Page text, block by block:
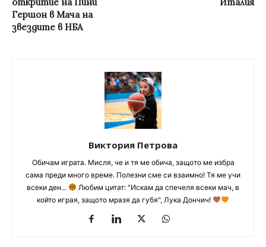
Гершон в Мача на
звездите в НБА
Виктория Петрова
Обичам играта. Мисля, че и тя ме обича, защото ме избра
сама преди много време. Полезни сме си взаимно! Тя ме учи
всеки ден...
Любим цитат: "Искам да спечеля всеки мач, в
който играя, защото мразя да губя", Лука Дончич!